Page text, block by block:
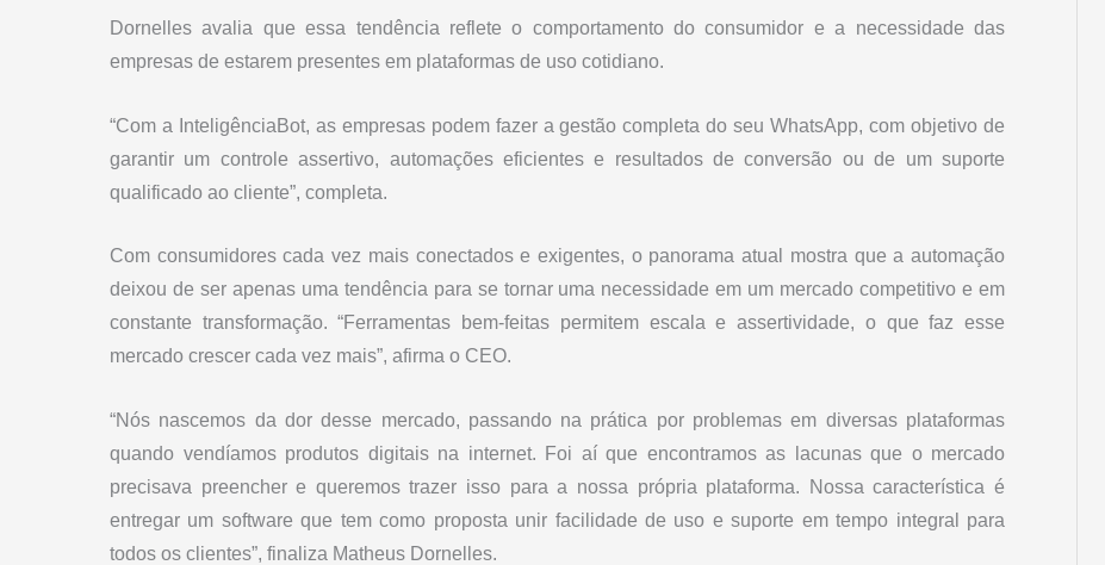
Dornelles avalia que essa tendência reflete o comportamento do consumidor e a necessidade das
empresas de estarem presentes em plataformas de uso cotidiano.
“Com a InteligênciaBot, as empresas podem fazer a gestão completa do seu WhatsApp, com objetivo de
garantir um controle assertivo, automações eficientes e resultados de conversão ou de um suporte
qualificado ao cliente”, completa.
Com consumidores cada vez mais conectados e exigentes, o panorama atual mostra que a automação
deixou de ser apenas uma tendência para se tornar uma necessidade em um mercado competitivo e em
constante transformação. “Ferramentas bem-feitas permitem escala e assertividade, o que faz esse
mercado crescer cada vez mais”, afirma o CEO.
“Nós nascemos da dor desse mercado, passando na prática por problemas em diversas plataformas
quando vendíamos produtos digitais na internet. Foi aí que encontramos as lacunas que o mercado
precisava preencher e queremos trazer isso para a nossa própria plataforma. Nossa característica é
entregar um software que tem como proposta unir facilidade de uso e suporte em tempo integral para
todos os clientes”, finaliza Matheus Dornelles.